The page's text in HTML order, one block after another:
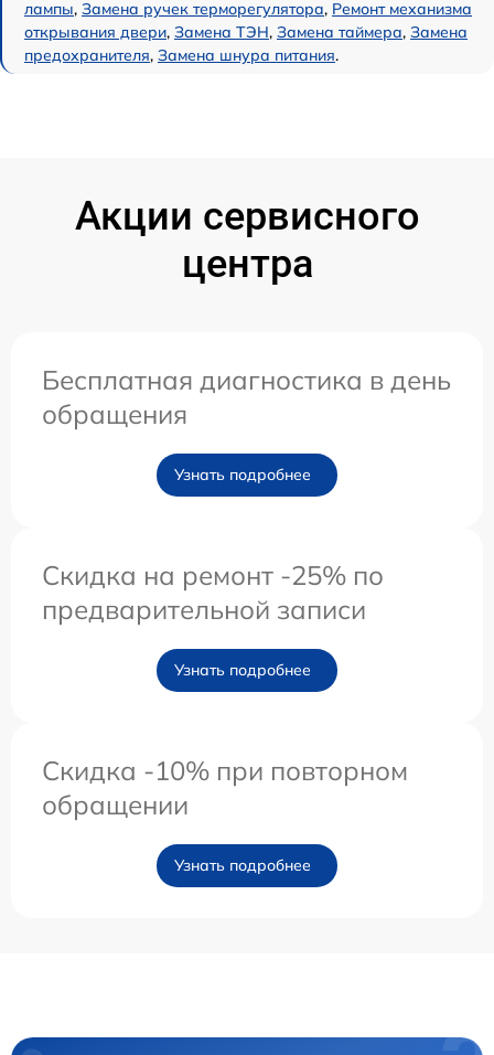
лампы, Замена ручек терморегулятора, Ремонт механизма
открывания двери, Замена ТЭН, Замена таймера, Замена
предохранителя, Замена шнура питания.
Акции сервисного
центра
Бесплатная диагностика в день
обращения
Узнать подробнее
Скидка на ремонт -25% по
предварительной записи
Узнать подробнее
Скидка -10% при повторном
обращении
Узнать подробнее